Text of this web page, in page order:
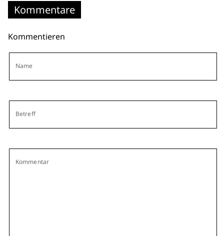
Kommentare
Kommentieren
Name
Betreff
Kommentar